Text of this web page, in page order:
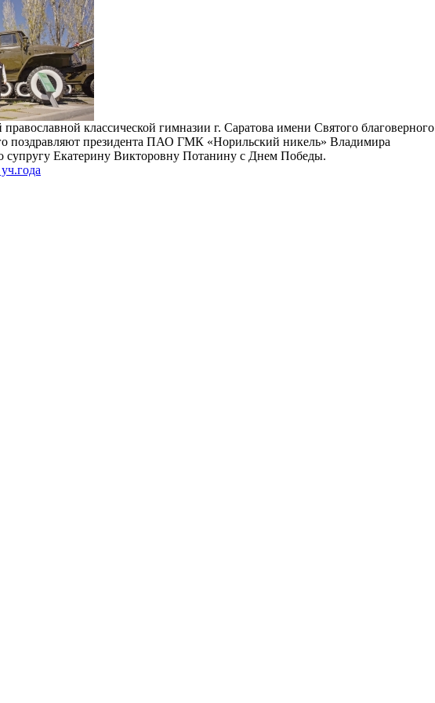
классической гимназии г. Саратова имени Святого благоверного
поздравляют президента ПАО ГМК «Норильский никель» Владимира
супругу Екатерину Викторовну Потанину с Днем Победы.